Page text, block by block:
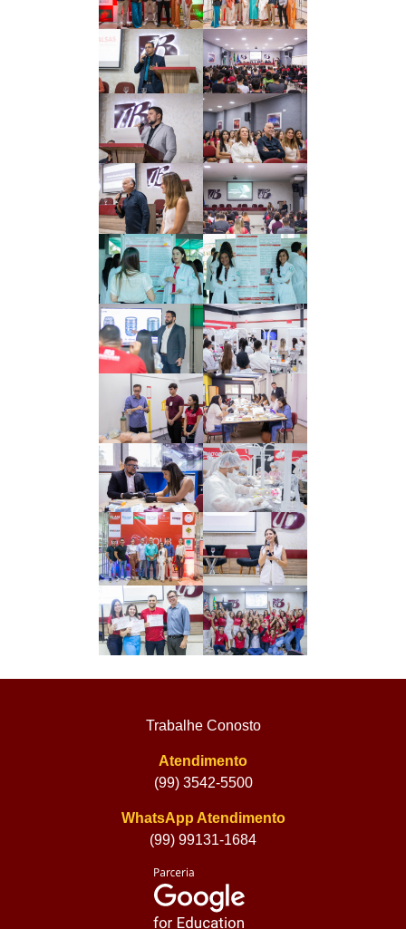
Trabalhe Conosto
Atendimento
(99) 3542-5500
WhatsApp Atendimento
(99) 99131-1684